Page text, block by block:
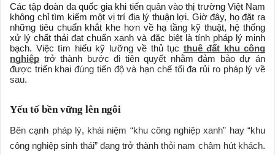
Các tập đoàn đa quốc gia khi tiến quân vào thị trường Việt Nam
không chỉ tìm kiếm một vị trí địa lý thuận lợi. Giờ đây, họ đặt ra
những tiêu chuẩn khắt khe hơn về hạ tầng kỹ thuật, hệ thống
xử lý chất thải đạt chuẩn xanh và đặc biệt là tính pháp lý minh
bạch. Việc tìm hiểu kỹ lưỡng về thủ tục thuê đất khu công
nghiệp trở thành bước đi tiên quyết nhằm đảm bảo dự án
được triển khai đúng tiến độ và hạn chế tối đa rủi ro pháp lý về
sau.
Yếu tố bền vững lên ngôi
Bên cạnh pháp lý, khái niệm “khu công nghiệp xanh” hay “khu
công nghiệp sinh thái” đang trở thành thỏi nam châm hút khách.